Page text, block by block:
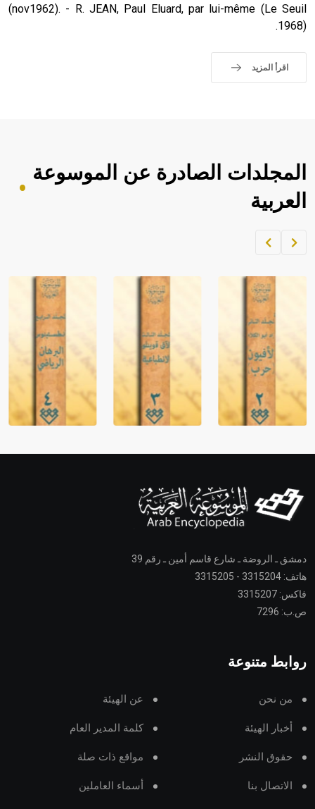
(nov1962). - R. JEAN, Paul Eluard, par lui-même (Le Seuil
1968).
اقرأ المزيد
المجلدات الصادرة عن الموسوعة
العربية
دمشق ـ الروضة ـ شارع قاسم أمين ـ رقم 39
هاتف: 3315204 - 3315205
فاكس: 3315207
ص.ب: 7296
روابط متنوعة
من نحن عن الهيئة
أخبار الهيئة كلمة المدير العام
حقوق النشر مواقع ذات صلة
الاتصال بنا أسماء العاملين